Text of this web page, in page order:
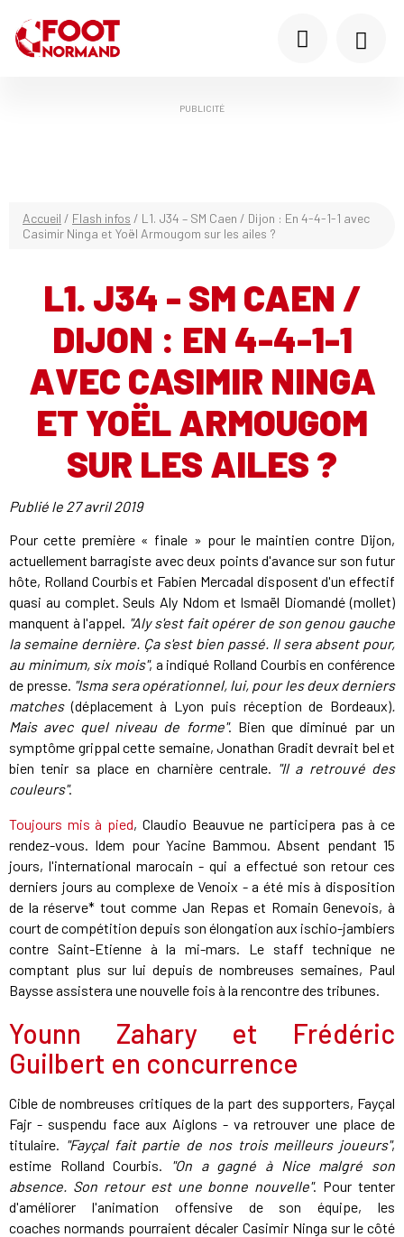
PUBLICITÉ
Accueil / Flash infos / L1. J34 – SM Caen / Dijon : En 4-4-1-1 avec
Casimir Ninga et Yoël Armougom sur les ailes ?
L1. J34 - SM CAEN /
DIJON : EN 4-4-1-1
AVEC CASIMIR NINGA
ET YOËL ARMOUGOM
SUR LES AILES ?
Publié le 27 avril 2019
Pour cette première « finale » pour le maintien contre Dijon,
actuellement barragiste avec deux points d'avance sur son futur
hôte, Rolland Courbis et Fabien Mercadal disposent d'un effectif
quasi au complet. Seuls Aly Ndom et Ismaël Diomandé (mollet)
manquent à l'appel. "Aly s'est fait opérer de son genou gauche
la semaine dernière. Ça s'est bien passé. Il sera absent pour,
au minimum, six mois", a indiqué Rolland Courbis en conférence
de presse. "Isma sera opérationnel, lui, pour les deux derniers
matches(déplacement à Lyon puis réception de Bordeaux).
Mais avec quel niveau de forme". Bien que diminué par un
symptôme grippal cette semaine, Jonathan Gradit devrait bel et
bien tenir sa place en charnière centrale. "Il a retrouvé des
couleurs".
Toujours mis à pied, Claudio Beauvue ne participera pas à ce
rendez-vous. Idem pour Yacine Bammou. Absent pendant 15
jours, l'international marocain - qui a effectué son retour ces
derniers jours au complexe de Venoix - a été mis à disposition
de la réserve* tout comme Jan Repas et Romain Genevois, à
court de compétition depuis son élongation aux ischio-jambiers
contre Saint-Etienne à la mi-mars. Le staff technique ne
comptant plus sur lui depuis de nombreuses semaines, Paul
Baysse assistera une nouvelle fois à la rencontre des tribunes.
Younn Zahary et Frédéric
Guilbert en concurrence
Cible de nombreuses critiques de la part des supporters, Fayçal
Fajr - suspendu face aux Aiglons - va retrouver une place de
titulaire. "Fayçal fait partie de nos trois meilleurs joueurs",
estime Rolland Courbis.
"On a gagné à Nice malgré son
absence. Son retour est une bonne nouvelle". Pour tenter
d'améliorer l'animation offensive de son équipe, les
coaches normands pourraient décaler Casimir Ninga sur le côté